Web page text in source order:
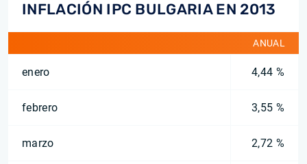
INFLACIÓN IPC BULGARIA EN 2013
ANUAL
enero 4,44 %
febrero 3,55 %
marzo 2,72 %